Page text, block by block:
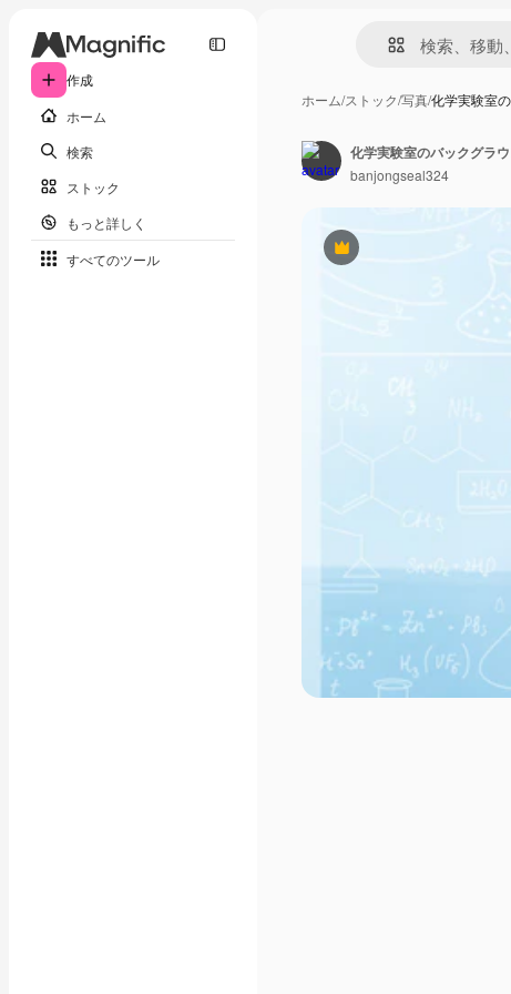
作成
ホーム
検索
ストック
もっと詳しく
すべてのツール
ホーム/ストック/写真/化学実験室
Premium
banjongseal324